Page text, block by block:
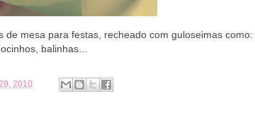
mesa para festas, recheado com guloseimas como:
balinhas...
2010